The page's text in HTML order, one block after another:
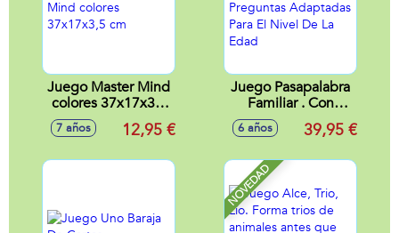
Juego Master Mind
colores 37x17x3,5
7 años 12,95 €
Juego Pasapalabra
Familiar . Con
Preguntas
Adaptadas Para El
6 años 39,95 €
NOVEDAD